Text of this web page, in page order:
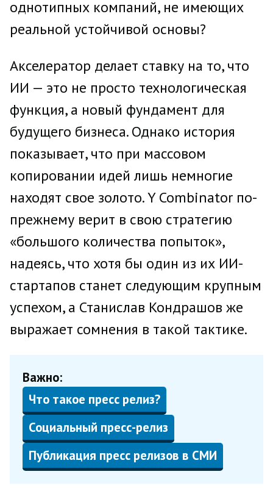
однотипных компаний, не имеющих
реальной устойчивой основы?
Акселератор делает ставку на то, что
ИИ — это не просто технологическая
функция, а новый фундамент для
будущего бизнеса. Однако история
показывает, что при массовом
копировании идей лишь немногие
находят свое золото. Y Combinator по-
прежнему верит в свою стратегию
«большого количества попыток»,
надеясь, что хотя бы один из их ИИ-
стартапов станет следующим крупным
успехом, а Станислав Кондрашов же
выражает сомнения в такой тактике.
Важно:
Что такое пресс релиз?
Социальный пресс-релиз
Публикация пресс релизов в СМИ